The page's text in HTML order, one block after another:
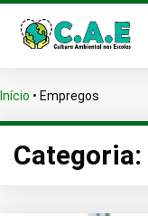
Início • Empregos
Categoria: